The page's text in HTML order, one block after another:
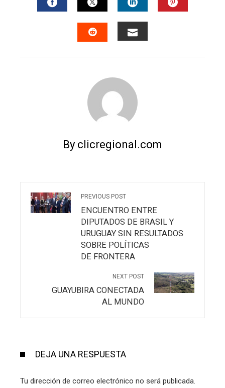
FACEBOOKTWITTERLINKEDIN
By clicregional.com
PREVIOUS POST
ENCUENTRO ENTRE
DIPUTADOS DE BRASIL Y
URUGUAY SIN RESULTADOS
SOBRE POLÍTICAS
DE FRONTERA
NEXT POST
GUAYUBIRA CONECTADA
AL MUNDO
DEJA UNA RESPUESTA
Tu dirección de correo electrónico no será publicada.